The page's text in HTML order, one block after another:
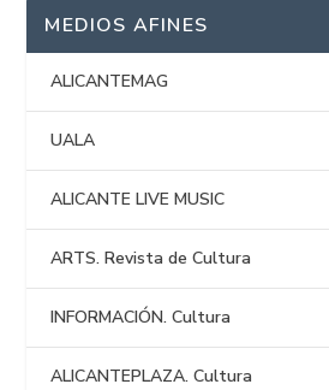
MEDIOS AFINES
ALICANTEMAG
UALA
ALICANTE LIVE MUSIC
ARTS. Revista de Cultura
INFORMACIÓN. Cultura
ALICANTEPLAZA. Cultura